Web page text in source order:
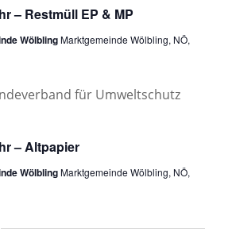
– Restmüll EP & MP
WölblingMarktgemeinde Wölbling, NÖ,
– Altpapier
WölblingMarktgemeinde Wölbling, NÖ,